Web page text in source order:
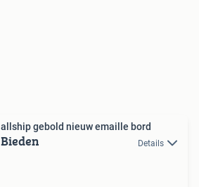
allship gebold nieuw emaille bord
Bieden Details